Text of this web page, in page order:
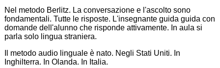
Nel metodo Berlitz. La conversazione e l'ascolto sono
fondamentali. Tutte le risposte. L'insegnante guida guida con
domande dell'alunno che risponde attivamente. In aula si
parla solo lingua straniera.
Il metodo audio linguale è nato. Negli Stati Uniti. In
Inghilterra. In Olanda. In Italia.